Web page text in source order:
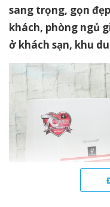
sang trọng, gọn
khách, phòng ngủ
ở khách sạn, khu